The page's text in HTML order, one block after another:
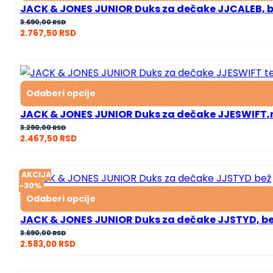
JACK & JONES JUNIOR Duks za dečake JJCALEB,
3.690,00RSD
2.767,50 RSD
Odaberi opcije
JACK & JONES JUNIOR Duks za dečake
3.290,00RSD
2.467,50 RSD
AKCIJA
-30%
Odaberi opcije
JACK & JONES JUNIOR Duks za dečake JJSTYD,
3.690,00RSD
Оригинална
цена
2.583,00 RSD
Тренутна
цена